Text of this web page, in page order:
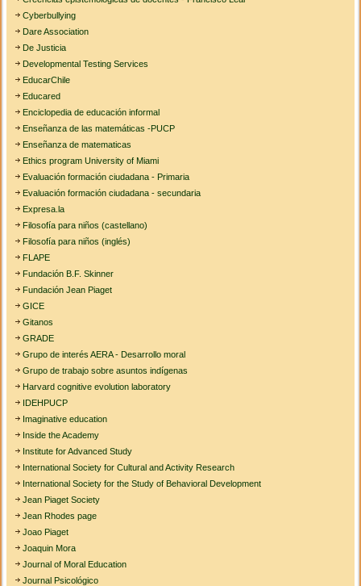
Cyberbullying
Dare Association
De Justicia
Developmental Testing Services
EducarChile
Educared
Enciclopedia de educación informal
Enseñanza de las matemáticas -PUCP
Enseñanza de matematicas
Ethics program University of Miami
Evaluación formación ciudadana - Primaria
Evaluación formación ciudadana - secundaria
Expresa.la
Filosofía para niños (castellano)
Filosofía para niños (inglés)
FLAPE
Fundación B.F. Skinner
Fundación Jean Piaget
GICE
Gitanos
GRADE
Grupo de interés AERA - Desarrollo moral
Grupo de trabajo sobre asuntos indígenas
Harvard cognitive evolution laboratory
IDEHPUCP
Imaginative education
Inside the Academy
Institute for Advanced Study
International Society for Cultural and Activity Research
International Society for the Study of Behavioral Development
Jean Piaget Society
Jean Rhodes page
Joao Piaget
Joaquin Mora
Journal of Moral Education
Journal Psicológico